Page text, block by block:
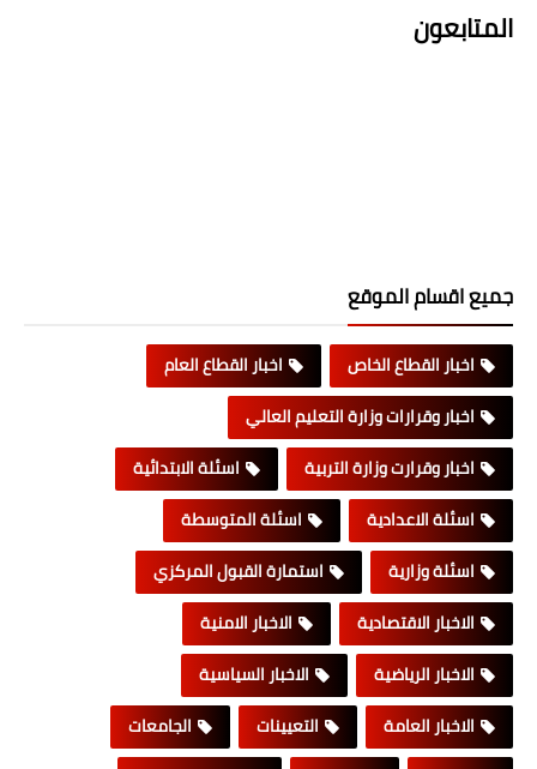
المتابعون
جميع اقسام الموقع
اخبار القطاع الخاص
اخبار القطاع العام
اخبار وقرارات وزارة التعليم العالي
اخبار وقرارت وزارة التربية
اسئلة الابتدائية
اسئلة الاعدادية
اسئلة المتوسطة
اسئلة وزارية
استمارة القبول المركزي
الاخبار الاقتصادية
الاخبار الامنية
الاخبار الرياضية
الاخبار السياسية
الاخبار العامة
التعيينات
الجامعات